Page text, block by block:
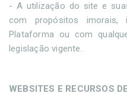
- A utilização do site e
com propósitos
Plataforma ou com
legislação vigente.
WEBSITES E RECURSOS